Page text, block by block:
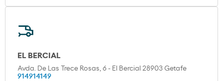
EL BERCIAL
Avda. De Las Trece Rosas, 6 - El Bercial 28903 Getafe
914914149